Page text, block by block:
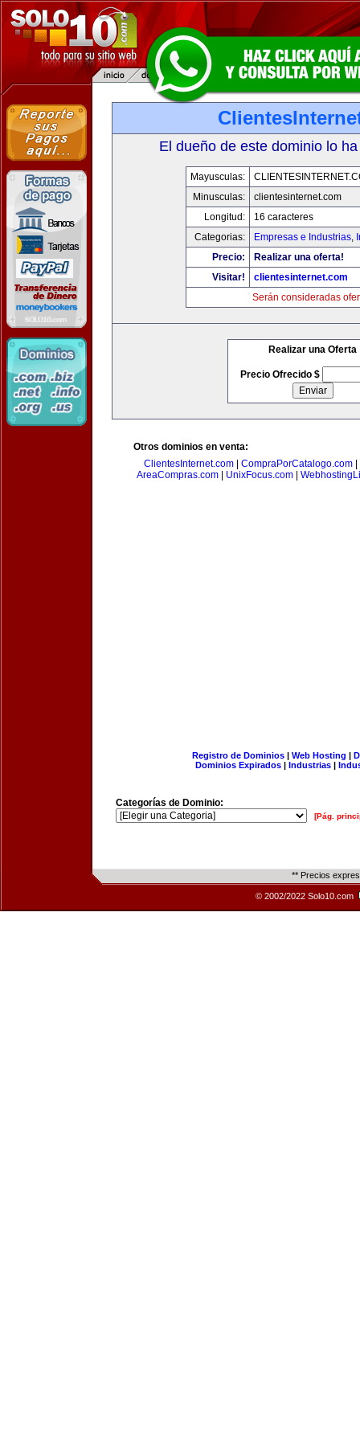
El dueño de este dominio lo
Mayusculas:
Minusculas:
clientesinternet.com
Longitud:
16 caracteres
Categorias:
Empresas e Industrias,
Precio:
Realizar una oferta!
Visitar!
clientesinternet.com
Serán consideradas
Realizar una Oferta
Precio Ofrecido $
Otros dominios en venta:
ClientesInternet.com
CompraPorCatalogo.com
AreaCompras.com
UnixFocus.com
Registro de Dominios| Web Hosting |
Dominios Expirados | Industrias |
Categorías de Dominio:
[Pág.
** Precios
© 2002/2022 Solo10.com